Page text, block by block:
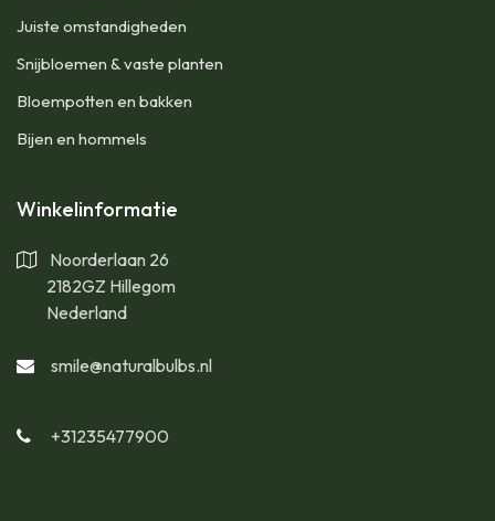
Juiste omstandigheden
Snijbloemen & vaste planten
Bloempotten en bakken
Bijen en hommels
Winkelinformatie
Noorderlaan 26
2182GZ Hillegom
Nederland
smile@naturalbulbs.nl
+31235477900